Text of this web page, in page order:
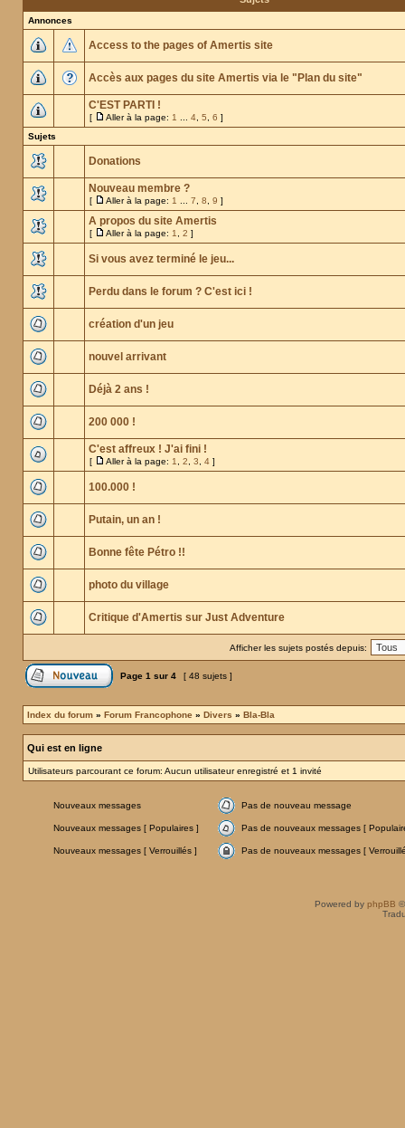
Annonces
Access to the pages of Amertis site
Accès aux pages du site Amertis via le "Plan du site"
C'EST PARTI !
[ Aller à la page: 1 4 5 6 ]
Sujets
Donations
Nouveau membre ?
[ Aller à la page: 1 7 8 9 ]
A propos du site Amertis
[ Aller à la page: 1 2 ]
Si vous avez terminé le jeu...
Perdu dans le forum ? C'est ici !
création d'un jeu
nouvel arrivant
Déjà 2 ans !
200 000 !
C'est affreux ! J'ai fini !
[ Aller à la page: 1 2 3 4 ]
100.000 !
Putain, un an !
Bonne fête Pétro !!
photo du village
Critique d'Amertis sur Just Adventure
Afficher les sujets postés depuis:
Page 1 sur 4 [ 48 sujets ]
Index du forum » Forum Francophone » Divers » Bla-Bla
Qui est en ligne
Utilisateurs parcourant ce forum: Aucun utilisateur enregistré et 1 invité
Nouveaux messages Pas de nouveau message
Nouveaux messages [ Populaires ] Pas de nouveaux messages [
Nouveaux messages [ Verrouillés ] Pas de nouveaux messages [
Powered by phpBB